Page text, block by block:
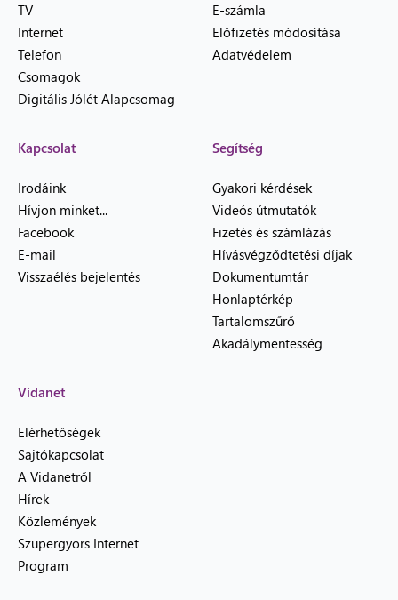
TV
Internet
Telefon
Csomagok
Digitális Jólét Alapcsomag
E-számla
Előfizetés módosítása
Adatvédelem
Kapcsolat
Irodáink
Hívjon minket...
Facebook
E-mail
Visszaélés bejelentés
Segítség
Gyakori kérdések
Videós útmutatók
Fizetés és számlázás
Hívásvégződtetési díjak
Dokumentumtár
Honlaptérkép
Tartalomszűrő
Akadálymentesség
Vidanet
Elérhetőségek
Sajtókapcsolat
A Vidanetről
Hírek
Közlemények
Szupergyors Internet
Program